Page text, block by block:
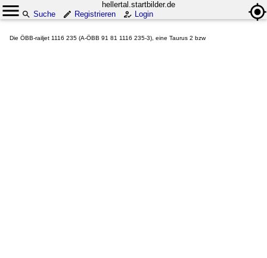
hellertal.startbilder.de
Suche
Registrieren Login
Die ÖBB-railjet 1116 235 (A-ÖBB 91 81 1116 235-3), eine Taurus 2 bzw